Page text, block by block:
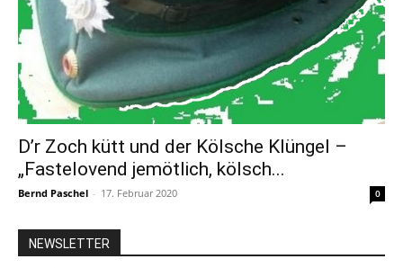
D’r Zoch kütt und der Kölsche Klüngel –
„Fastelovend jemötlich, kölsch...
Bernd Paschel - 17. Februar 2020 0
NEWSLETTER